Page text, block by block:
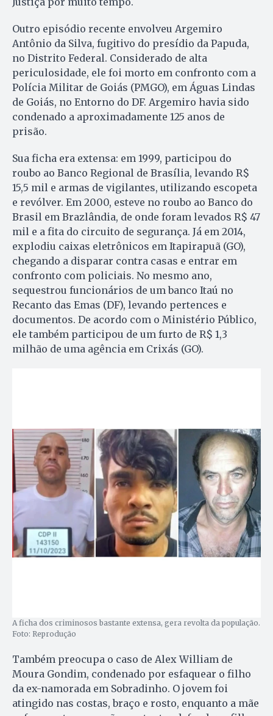
Outro episódio recente envolveu Argemiro
Antônio da Silva, fugitivo do presídio da Papuda,
no Distrito Federal. Considerado de alta
periculosidade, ele foi morto em confronto com a
Polícia Militar de Goiás (PMGO), em Águas Lindas
de Goiás, no Entorno do DF. Argemiro havia sido
condenado a aproximadamente 125 anos de
prisão.
Sua ficha era extensa: em 1999, participou do
roubo ao Banco Regional de Brasília, levando R$
15,5 mil e armas de vigilantes, utilizando escopeta
e revólver. Em 2000, esteve no roubo ao Banco do
Brasil em Brazlândia, de onde foram levados R$ 47
mil e a fita do circuito de segurança. Já em 2014,
explodiu caixas eletrônicos em Itapirapuã (GO),
chegando a disparar contra casas e entrar em
confronto com policiais. No mesmo ano,
sequestrou funcionários de um banco Itaú no
Recanto das Emas (DF), levando pertences e
documentos. De acordo com o Ministério Público,
ele também participou de um furto de R$ 1,3
milhão de uma agência em Crixás (GO).
A ficha dos criminosos bastante extensa, gera revolta da população.
Foto: Reprodução
Também preocupa o caso de Alex William de
Moura Gondim, condenado por esfaquear o filho
da ex-namorada em Sobradinho. O jovem foi
atingido nas costas, braço e rosto, enquanto a mãe